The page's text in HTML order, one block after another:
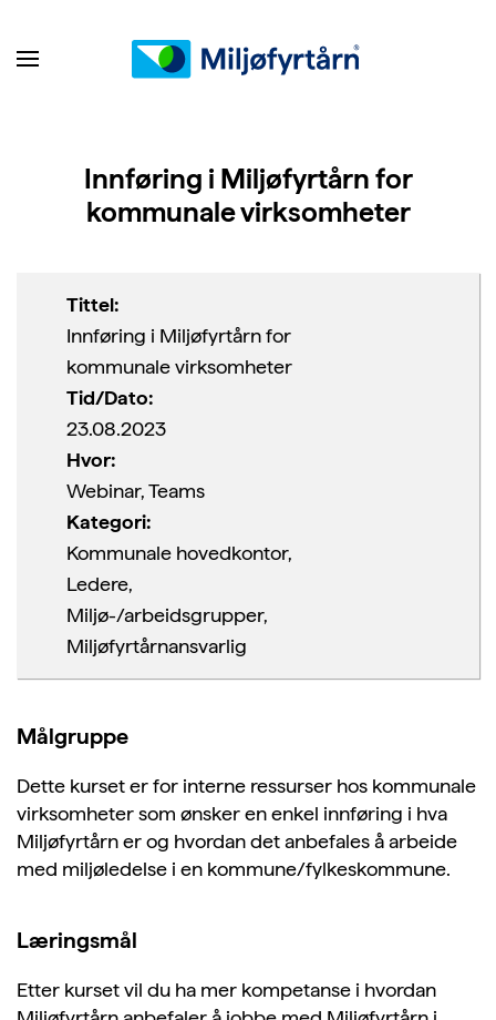
Innføring i Miljøfyrtårn for
kommunale virksomheter
Tittel:
Innføring i Miljøfyrtårn for
kommunale virksomheter
Tid/Dato:
23.08.2023
Hvor:
Webinar, Teams
Kategori:
Kommunale hovedkontor,
Ledere,
Miljø-/arbeidsgrupper,
Miljøfyrtårnansvarlig
Målgruppe
Dette kurset er for interne ressurser hos kommunale
virksomheter som ønsker en enkel innføring i hva
Miljøfyrtårn er og hvordan det anbefales å arbeide
med miljøledelse i en kommune/fylkeskommune.
Læringsmål
Etter kurset vil du ha mer kompetanse i hvordan